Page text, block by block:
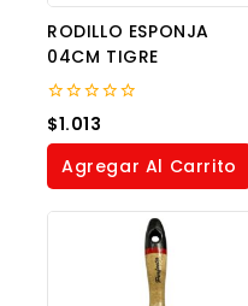
RODILLO ESPONJA
04CM TIGRE
0
out
of
$1.013
Agregar Al Carrito